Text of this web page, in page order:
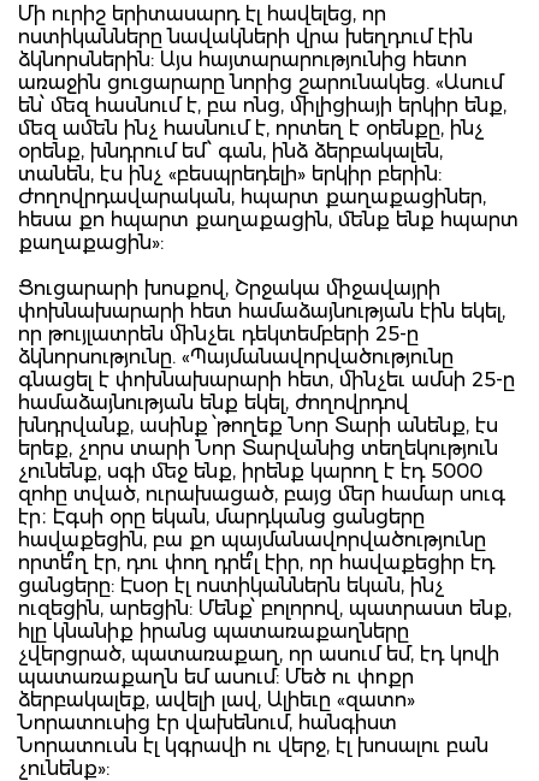
Մի ուրիշ երիտասարդ էլ հավելեց, որ
ոստիկանները նավակների վրա խեղդում էին
ձկնորսներին: Այս հայտարարությունից հետո
առաջին ցուցարարը նորից շարունակեց. «Ասում
են՝ մեզ հասնում է, բա ոնց, միլիցիայի երկիր ենք,
մեզ ամեն ինչ հասնում է, որտեղ է օրենքը, ինչ
օրենք, խնդրում եմ՝ գան, ինձ ձերբակալեն,
տանեն, էս ինչ «բեսպրեդելի» երկիր բերին:
Ժողովրդավարական, հպարտ քաղաքացիներ,
հեսա քո հպարտ քաղաքացին, մենք ենք հպարտ
քաղաքացին»:
Ցուցարարի խոսքով, Շրջակա միջավայրի
փոխնախարարի հետ համաձայնության էին եկել,
որ թույլատրեն մինչեւ դեկտեմբերի 25-ը
ձկնորսությունը. «Պայմանավորվածությունը
գնացել է փոխնախարարի հետ, մինչեւ ամսի 25-ը
համաձայնության ենք եկել, ժողովրդով
խնդրվանք, ասինք ՝թողեք Նոր Տարի անենք, էս
երեք, չորս տարի Նոր Տարվանից տեղեկություն
չունենք, սգի մեջ ենք, իրենք կարող է էդ 5000
զոհը տված, ուրախացած, բայց մեր համար սուգ
էր։ Էգսի օրը եկան, մարդկանց ցանցերը
հավաքեցին, բա քո պայմանավորվածությունը
որտե՞ղ էր, դու փող դրե՞լ էիր, որ հավաքեցիր էդ
ցանցերը: Էսօր էլ ոստիկաններն եկան, ինչ
ուզեցին, արեցին: Մենք՝ բոլորով, պատրաստ ենք,
հլը կնանիք իրանց պատառաքաղները
չվերցրած, պատառաքաղ, որ ասում եմ, էդ կովի
պատառաքաղն եմ ասում: Մեծ ու փոքր
ձերբակալեք, ավելի լավ, Ալիեւը «զատո»
Նորատուսից էր վախենում, հանգիստ
Նորատուսն էլ կգրավի ու վերջ, էլ խոսալու բան
չունենք»: